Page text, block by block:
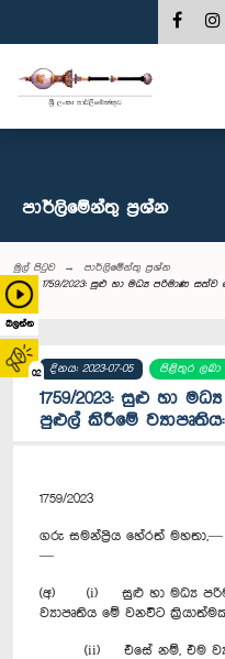
බලන්න
02
පාර්ලි‌මේන්තු‌ ප්‍රශ්න
මුල් පිටුව
පාර්ලි‌මේන්තු‌ ප්‍රශ්න
1759/2023: සුළු හා මධ්‍ය පරිමාණ
දිනය: 2023-07-05 පිළිතුර
1759/2023: සුළු හා
පුළුල් කිරීමේ
1759/2023
ගරු සමන්ප්‍රිය හේරත්
—
(අ) (i) සුළු හා මධ්‍ය
ව්‍යාපෘතිය මේ වනවිට
(ii) එසේ නම්, එම